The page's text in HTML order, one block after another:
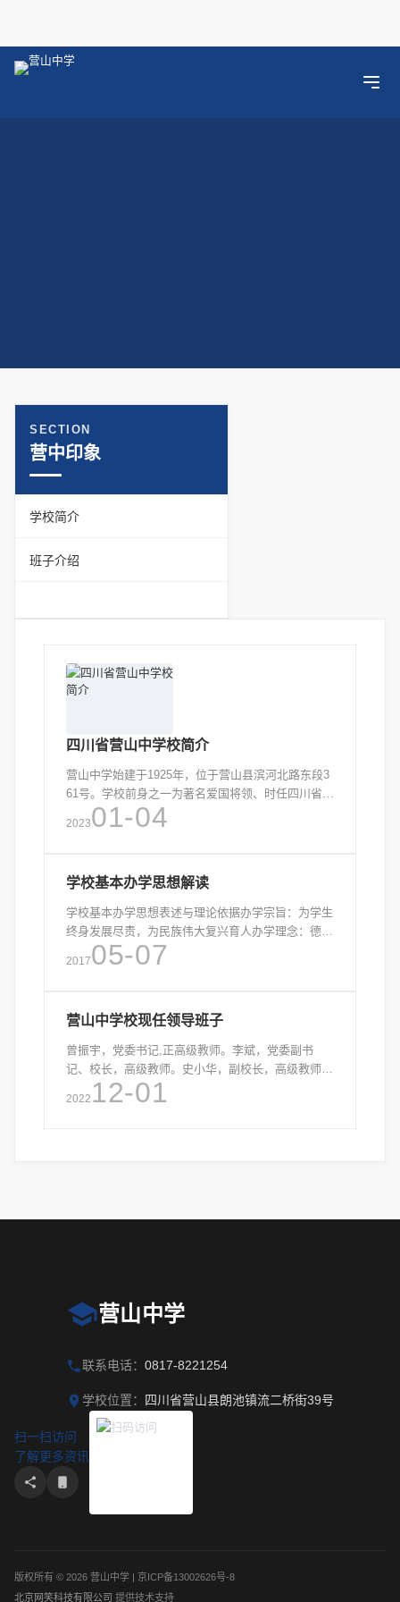
SECTION
营中印象
学校简介
班子介绍
四川省营山中学校简介
营山中学始建于1925年，位于营山县滨河北路东段3
61号。学校前身之一为著名爱国将领、时任四川省主
席邓锡侯捐资开办的私立晋德中学。1950年，在营
山县委、县政府主导下，营山县初级中学、营山女子
202301-04
学校基本办学思想解读
学校基本办学思想表述与理论依据办学宗旨：为学生
终身发展尽责，为民族伟大复兴育人办学理念：德教
为先，识传为本，绿色发展，全面育人学校精神：追
求卓越校训：晋德博识校风：求真尚美，崇德扬善教
201705-07
营山中学校现任领导班子
曾振宇，党委书记,正高级教师。李斌，党委副书
记、校长，高级教师。史小华，副校长，高级教师。
郭剑，副校长，高级教师。李从清，副校长，高级教
师。何玲莉，副校长，高级教师。刘崇禹，党委委
2022 12-01
营山中学
联系电话： 0817-8221254
学校位置： 四川省营山县朗池镇流二桥街39号
扫一扫访问
了解更多资讯
版权所有 © 2026 营山中学 | 京ICP备13002626号-8
北京网笑科技有限公司 提供技术支持